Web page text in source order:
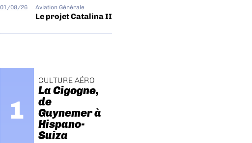
01/08/26 Aviation Générale
Le projet Catalina II
CULTURE AÉRO
La Cigogne,
de
Guynemer à
Hispano-
Suiza